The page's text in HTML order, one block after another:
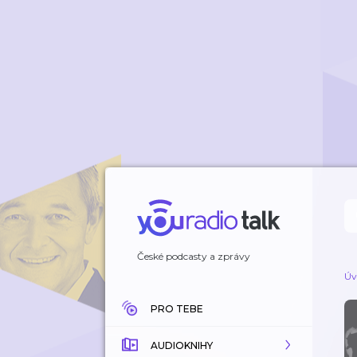
České podcasty a zprávy
PRO TEBE
AUDIOKNIHY